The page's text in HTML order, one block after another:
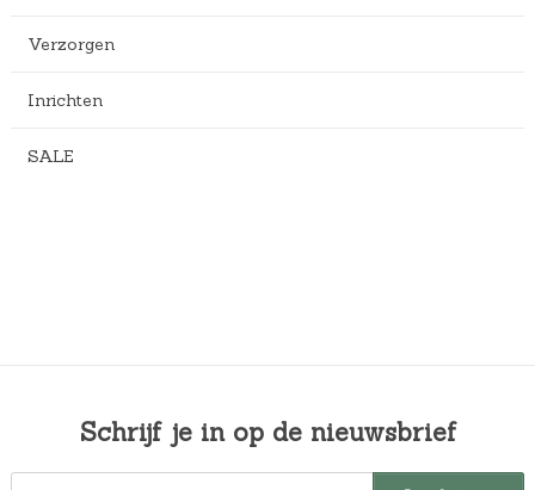
Verzorgen
Inrichten
SALE
Schrijf je in op de nieuwsbrief